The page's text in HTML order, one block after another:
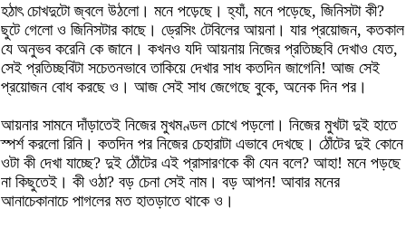
হঠাৎ চোখদুটো জ্বলে উঠলো। মনে পড়েছে। হ্যাঁ, মনে পড়েছে, জিনিসটা কী?
ছুটে গেলো ও জিনিসটার কাছে। ড্রেসিং টেবিলের আয়না। যার প্রয়োজন, কতকাল
যে অনুভব করেনি কে জানে। কখনও যদি আয়নায় নিজের প্রতিচ্ছবি দেখাও যেত,
সেই প্রতিচ্ছবিটা সচেতনভাবে তাকিয়ে দেখার সাধ কতদিন জাগেনি! আজ সেই
প্রয়োজন বোধ করছে ও। আজ সেই সাধ জেগেছে বুকে, অনেক দিন পর।
আয়নার সামনে দাঁড়াতেই নিজের মুখমণ্ডল চোখে পড়লো। নিজের মুখটা দুই হাতে
স্পর্শ করলো রিনি। কতদিন পর নিজের চেহারাটা এভাবে দেখছে। ঠোঁটের দুই কোনে
ওটা কী দেখা যাচ্ছে? দুই ঠোঁটের এই প্রাসারণকে কী যেন বলে? আহা! মনে পড়ছে
না কিছুতেই। কী ওঠা? বড় চেনা সেই নাম। বড় আপন! আবার মনের
আনাচেকানাচে পাগলের মত হাতড়াতে থাকে ও।